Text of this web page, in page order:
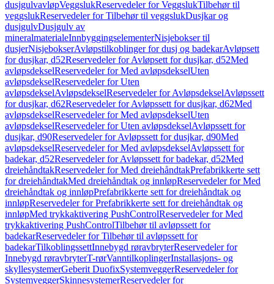
dusjgulvavløpVeggslukReservedeler for VeggslukTilbehør til
veggslukReservedeler for Tilbehør til veggslukDusjkar og
dusjgulvDusjgulv av
mineralmaterialeInnbyggingselementerNisjebokser til
dusjerNisjebokserAvløpstilkoblinger for dusj og badekarAvløpsett
for dusjkar, d52Reservedeler for Avløpsett for dusjkar, d52Med
avløpsdekselReservedeler for Med avløpsdekselUten
avløpsdekselReservedeler for Uten
avløpsdekselAvløpsdekselReservedeler for AvløpsdekselAvløpssett
for dusjkar, d62Reservedeler for Avløpssett for dusjkar, d62Med
avløpsdekselReservedeler for Med avløpsdekselUten
avløpsdekselReservedeler for Uten avløpsdekselAvløpssett for
dusjkar, d90Reservedeler for Avløpssett for dusjkar, d90Med
avløpsdekselReservedeler for Med avløpsdekselAvløpssett for
badekar, d52Reservedeler for Avløpssett for badekar, d52Med
dreiehåndtakReservedeler for Med dreiehåndtakPrefabrikkerte sett
for dreiehåndtakMed dreiehåndtak og innløpReservedeler for Med
dreiehåndtak og innløpPrefabrikkerte sett for dreiehåndtak og
innløpReservedeler for Prefabrikkerte sett for dreiehåndtak og
innløpMed trykkaktivering PushControlReservedeler for Med
trykkaktivering PushControlTilbehør til avløpssett for
badekarReservedeler for Tilbehør til avløpssett for
badekarTilkoblingssettInnebygd røravbryterReservedeler for
Innebygd røravbryterT-rørVanntilkoplingerInstallasjons- og
skyllesystemerGeberit DuofixSystemveggerReservedeler for
SystemveggerSkinnesystemerReservedeler for